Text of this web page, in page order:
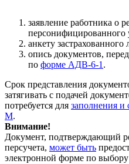
заявление работника о
персонифицированного
анкету
опись документов,
по форме АДВ-6-1 .
Срок представления
затягивать с подачей
потребуется для заполнения и
М.
Внимание!
Документ, подтверждающий
персучета, может быть
электронной форме по